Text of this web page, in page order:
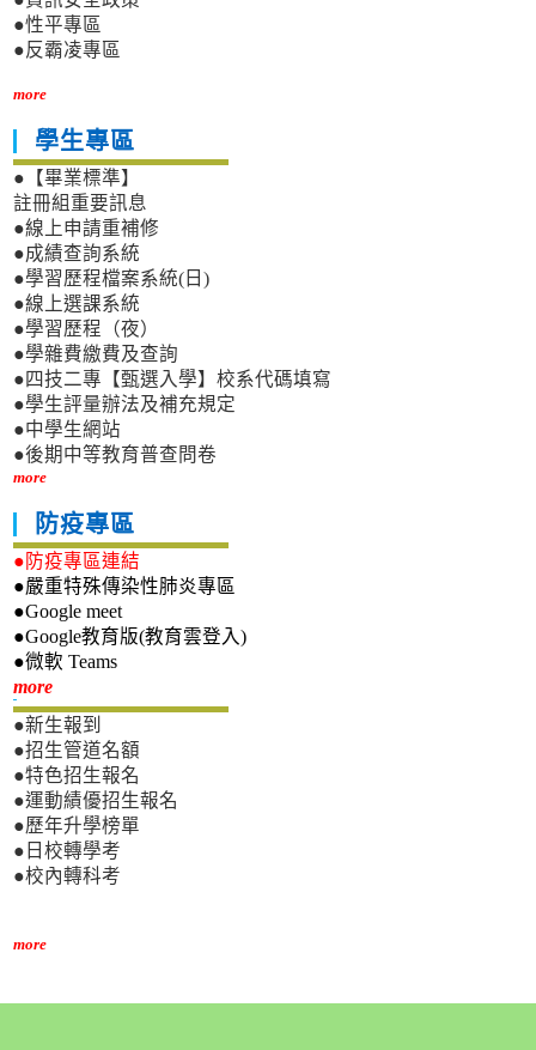
●性平專區
●反霸凌專區
more
學生專區
●【畢業標準】
註冊組重要訊息
●線上申請重補修
●成績查詢系統
●學習歷程檔案系統(日)
●線上選課系統
●學習歷程（夜）
●學雜費繳費及查詢
●四技二專【甄選入學】校系代碼填寫
●學生評量辦法及補充規定
●中學生網站
●後期中等教育普查問卷
more
防疫專區
●防疫專區連結
●嚴重特殊傳染性肺炎專區
●Google meet
●Google教育版(教育雲登入)
●微軟 Teams
more新生專區
●新生報到
●招生管道名額
●特色招生報名
●運動績優招生報名
●歷年升學榜單
●日校轉學考
●校內轉科考
more